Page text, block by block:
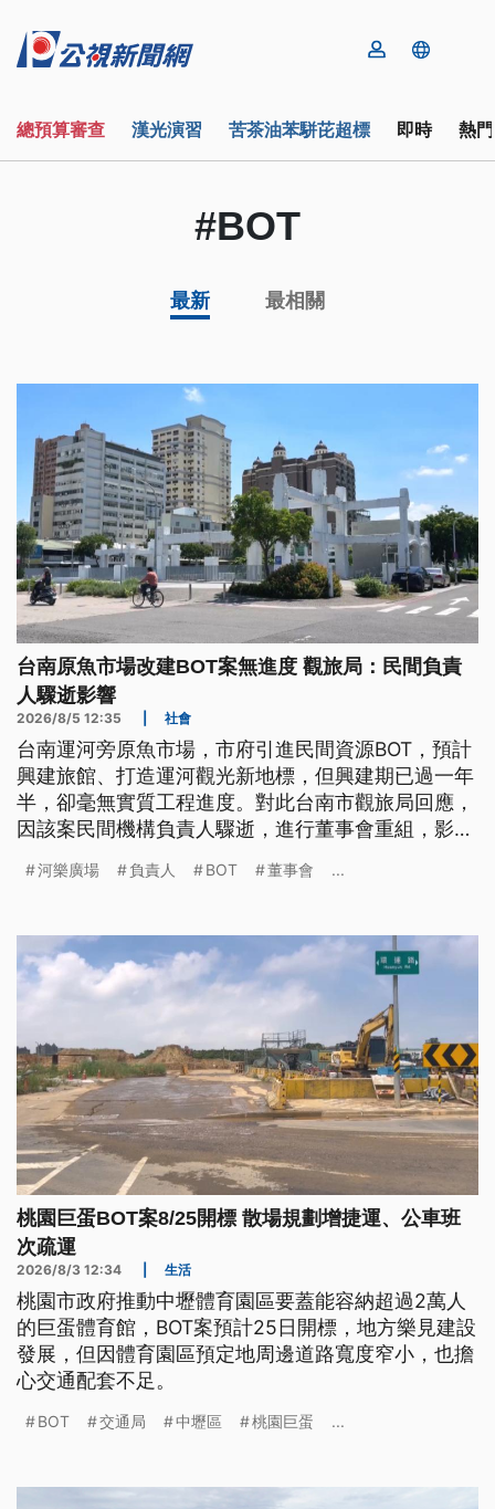
總預算審查 漢光演習 苦茶油苯駢芘超標 即時 熱
#BOT
最新 最相關
台南原魚市場改建BOT案無進度 觀旅局：民間負責
人驟逝影響
2026/8/5 12:35 社會
台南運河旁原魚市場，市府引進民間資源BOT，預計
興建旅館、打造運河觀光新地標，但興建期已過一年
半，卻毫無實質工程進度。對此台南市觀旅局回應，
因該案民間機構負責人驟逝，進行董事會重組，影響
河樂廣場 負責人 BOT 董事會 ...
桃園巨蛋BOT案8/25開標 散場規劃增捷運、公車班
次疏運
2026/8/3 12:34 生活
桃園市政府推動中壢體育園區要蓋能容納超過2萬人
的巨蛋體育館，BOT案預計25日開標，地方樂見建設
發展，但因體育園區預定地周邊道路寬度窄小，也擔
心交通配套不足。
BOT 交通局 中壢區 桃園巨蛋 ...